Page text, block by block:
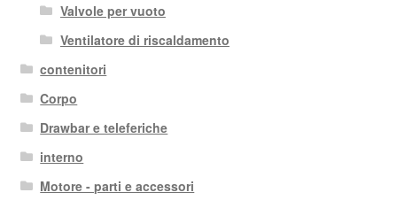
Valvole per vuoto
Ventilatore di riscaldamento
contenitori
Corpo
Drawbar e teleferiche
interno
Motore - parti e accessori